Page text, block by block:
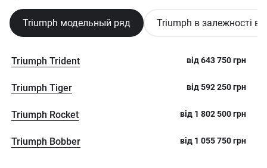
Triumph модельный ряд Triumph в залежності
Triumph Trident від643 750грн
Triumph Tiger від592 250грн
Triumph Rocket від 1 802 500грн
Triumph Bobber від 1 055 750грн